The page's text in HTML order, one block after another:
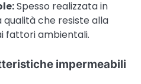
Spesso realizzata in
che resiste alla
fattori ambientali.
impermeabili